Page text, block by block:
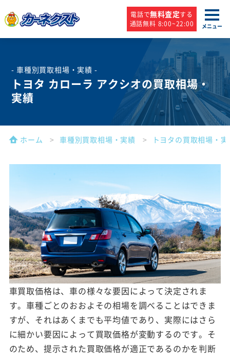
電話で無料査定する
通話無料 8:00~22:00
メニュー
- 車種別買取相場・実績 -
トヨタ カローラ アクシオの買取相場・
実績
ホーム 車種別買取相場・実績 トヨタの買取相場・
車買取価格は、車の様々な要因によって決定されま
す。車種ごとのおおよその相場を調べることはできま
すが、それはあくまでも平均値であり、実際にはさら
に細かい要因によって買取価格が変動するのです。そ
のため、提示された買取価格が適正であるのかを判断